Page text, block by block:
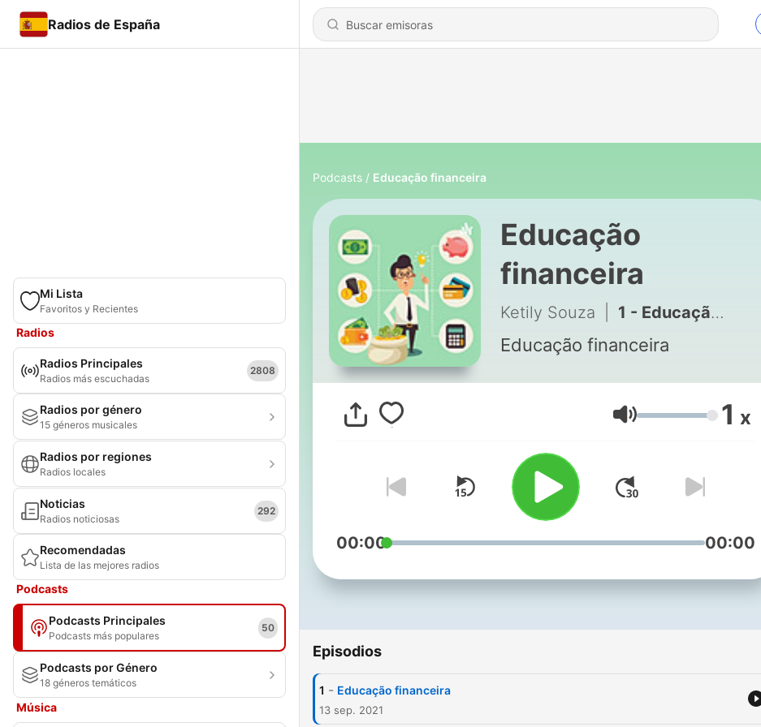
Radios de España
Mi Lista
Favoritos y Recientes
Radios
Radios Principales
Radios más escuchadas
2808
Radios por género
15 géneros musicales
Radios por regiones
Radios locales
Noticias
Radios noticiosas
292
Recomendadas
Lista de las mejores radios
Podcasts
Podcasts Principales
Podcasts más populares
50
Podcasts por Género
18 géneros temáticos
Música
Podcasts Educação financeira
Educação
financeira
Ketily Souza 1 - Educação financeira
Educação financeira
Volumen 1 x
00:00 00:00
Episodios
1 - Educação financeira
13 sep. 2021